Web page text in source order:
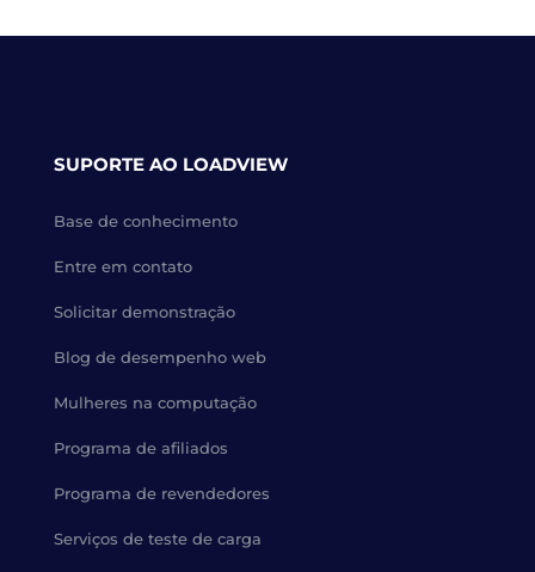
SUPORTE AO LOADVIEW
Base de conhecimento
Entre em contato
Solicitar demonstração
Blog de desempenho web
Mulheres na computação
Programa de afiliados
Programa de revendedores
Serviços de teste de carga